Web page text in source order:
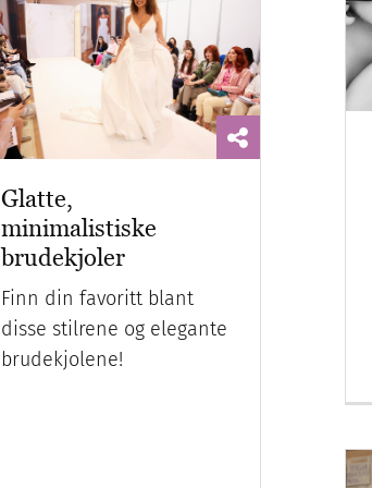
Glatte,
minimalistiske
brudekjoler
Finn din favoritt blant
disse stilrene og elegante
brudekjolene!